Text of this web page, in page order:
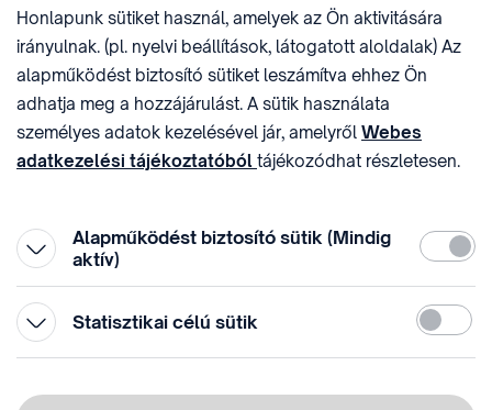
sztnh@hipo.gov.hu 15311746-2-42
CÍM
1081 Budapest II. János
Pál pápa tér 7.
HIVATAL RÖVID NEVE
SZTNHOPS, KRID:
174434905
KÖZÖSSÉGI MÉDIA
Honlapunk sütiket használ, amelyek az Ön aktivitására
irányulnak. (pl. nyelvi beállítások, látogatott aloldalak) Az
alapműködést biztosító sütiket leszámítva ehhez Ön
adhatja meg a hozzájárulást. A sütik használata
személyes adatok kezelésével jár, amelyről Webes
adatkezelési tájékoztatóból tájékozódhat részletesen.
Alapműködést biztosító sütik (Mindig
aktív)
Statisztikai célú sütik